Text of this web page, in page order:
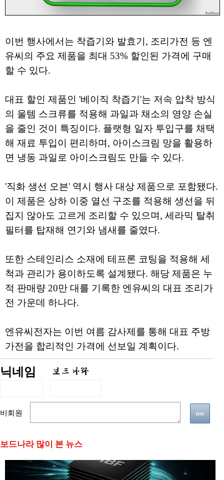
이번 행사에서는 착즙기와 발효기, 조리가전 등 엔
유씨의 주요 제품을 최대 53% 할인된 가격에 구매
할 수 있다.
대표 할인 제품인 '베이직 착즙기'는 저속 압착 방식
의 울템 스크류를 적용해 과일과 채소의 영양 손실
을 줄인 것이 특징이다. 플랫형 일자 투입구를 채택
해 재료 투입이 편리하며, 아이스크림 망을 활용하
면 냉동 과일로 아이스크림도 만들 수 있다.
'직화 생선 오븐' 역시 행사 대상 제품으로 포함됐다.
이 제품은 상하 이중 열선 구조를 적용해 생선을 뒤
집지 않아도 고르게 조리할 수 있으며, 세라믹 탈취
필터를 탑재해 연기와 냄새를 줄였다.
또한 스테인리스 소재에 테프론 코팅을 적용해 세
척과 관리가 용이하도록 설계됐다. 해당 제품은 누
적 판매량 20만 대를 기록한 엔유씨의 대표 조리가
전 가운데 하나다.
엔유씨전자는 이번 여름 감사제를 통해 대표 주방
가전을 합리적인 가격에 선보일 계획이다.
닉네임
비회원
보드나라 많이 본 뉴스